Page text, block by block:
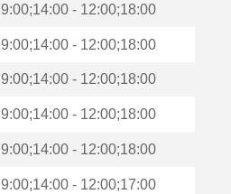
9:00;14:00 - 12:00;18:00
9:00;14:00 - 12:00;18:00
9:00;14:00 - 12:00;18:00
9:00;14:00 - 12:00;18:00
9:00;14:00 - 12:00;18:00
9:00;14:00 - 12:00;17:00